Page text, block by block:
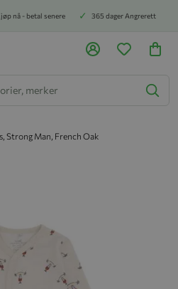
nå - betal senere 365 dager Angrerett
Strong Man, French Oak